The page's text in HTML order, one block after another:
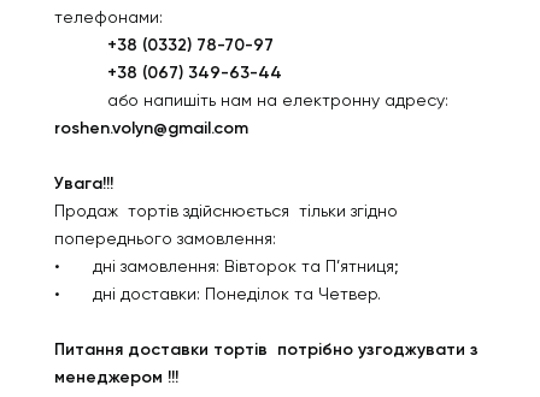
телефонами:
+38 (0332) 78-70-97
+38 (067) 349-63-44
або напишіть нам на електронну адресу:
roshen.volyn@gmail.com
Увага!!!
Продаж тортів здійснюється тільки згідно
попереднього замовлення:
•
дні замовлення: Вівторок та П’ятниця;
•
дні доставки: Понеділок та Четвер.
Питання доставки тортів потрібно узгоджувати з
менеджером !!!